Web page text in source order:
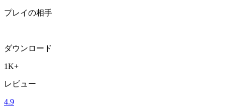
プレイの相手
ダウンロード
1K+
レビュー
4.9